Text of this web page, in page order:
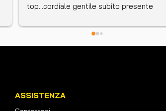
top...cordiale gentile subito presente
consigliato....complimenti..this is top
ASSISTENZA